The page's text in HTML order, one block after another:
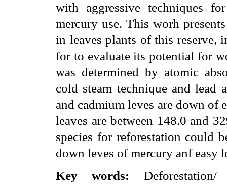
with aggressive techniques
mercury use. This worh
in leaves plants of this reserve,
for to evaluate its potential for
was determined by atomic
cold steam technique and lead
and cadmium leves are down of
leaves are between 148.0 and
species for reforestation could
down leves of mercury anf easy
Key words: